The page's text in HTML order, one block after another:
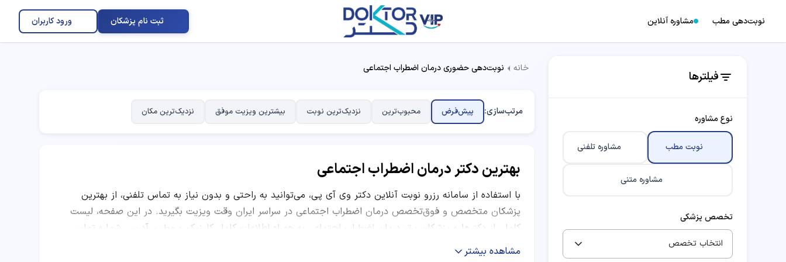
نوبت‌دهی مطب مشاوره آنلاین ثبت نام پزشکان ورود کاربران
فیلترها
نوع مشاوره
نوبت مطب مشاوره تلفنی
مشاوره متنی
تخصص پزشکی
انتخاب تخصص
خانه نوبت‌دهی حضوری درمان اضطراب اجتماعی
مرتب‌سازی: پیش‌فرض محبوب‌ترین نزدیک‌ترین نوبت بیشترین ویزیت موفق نزدیک‌ترین مکان
بهترین دکتر درمان اضطراب اجتماعی
با استفاده از سامانه رزرو نوبت آنلاین دکتر وی آی پی، می‌توانید به راحتی و بدون نیاز به تماس تلفنی، از بهترین
پزشکان متخصص و فوق‌تخصص درمان اضطراب اجتماعی در سراسر ایران وقت ویزیت بگیرید. در این صفحه، لیست
کاملی از دکترها و پزشکان برتر درمان اضطراب اجتماعی به همراه اطلاعات کامل کلینیک و مطب، آدرس، شماره تماس،
هزینه ویزیت و معاینه، ساعات کاری و نظرات بیماران قبلی ارائه شده است. شما می‌توانید با مقایسه امتیاز پزشکان،
مشاهده بیشتر